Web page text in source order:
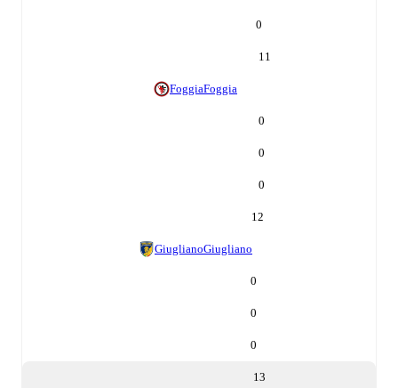
0
11
FoggiaFoggia
0
0
0
12
GiuglianoGiugliano
0
0
0
13